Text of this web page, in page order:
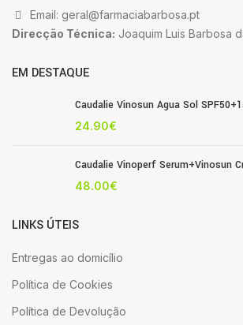
Email: geral@farmaciabarbosa.pt
Direcção Técnica: Joaquim Luis Barbosa
EM DESTAQUE
Caudalie Vinosun Agua Sol
24.90€
Caudalie Vinoperf Serum+Vinosun
48.00€
LINKS ÚTEIS
Entregas ao domicílio
Política de Cookies
Política de Devolução